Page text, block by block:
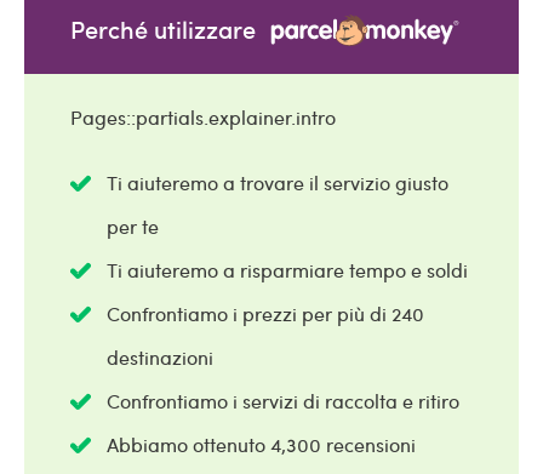
Perché utilizzare
Pages::partials.explainer.intro
Ti aiuteremo a trovare il servizio giusto
per te
Ti aiuteremo a risparmiare tempo e soldi
Confrontiamo i prezzi per più di 240
destinazioni
Confrontiamo i servizi di raccolta e ritiro
Abbiamo ottenuto 4,300 recensioni